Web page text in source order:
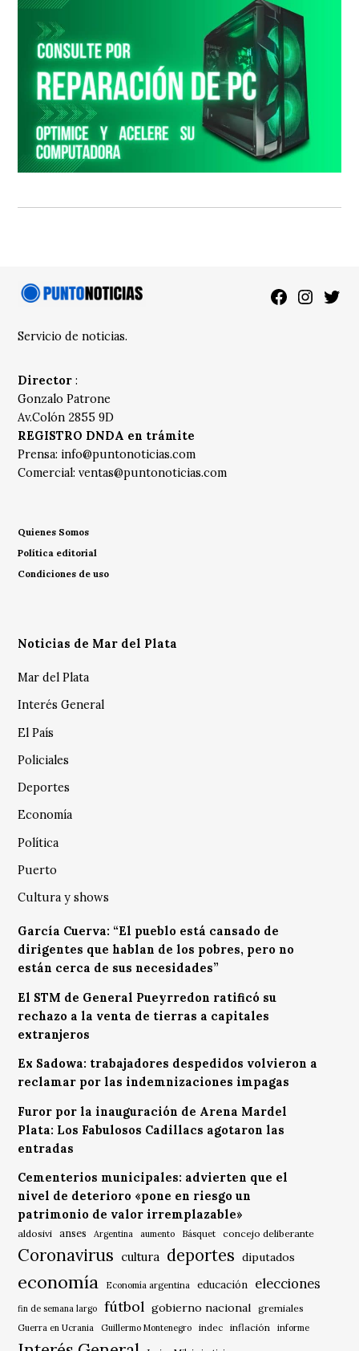
Facebook
Servicio de noticias.
Director :
Gonzalo Patrone
Av.Colón 2855 9D
REGISTRO DNDA en trámite
Prensa: info@puntonoticias.com
Comercial:ventas@puntonoticias.com
Quienes Somos
Política editorial
Condiciones de uso
Noticias de Mar del Plata
Mar del Plata
Interés General
El País
Policiales
Deportes
Economía
Política
Puerto
Cultura y shows
García Cuerva: “El pueblo está cansado de
dirigentes que hablan de los pobres, pero no
están cerca de sus necesidades”
El STM de General Pueyrredon ratificó su
rechazo a la venta de tierras a capitales
extranjeros
Ex Sadowa: trabajadores despedidos volvieron a
reclamar por las indemnizaciones impagas
Furor por la inauguración de Arena Mardel
Plata: Los Fabulosos Cadillacs agotaron las
entradas
Cementerios municipales: advierten que el
nivel de deterioro «pone en riesgo un
patrimonio de valor irremplazable»
aldosivi anses Argentina aumento Básquet concejo deliberante
Coronavirus cultura deportes diputados
economía Economía argentina educación elecciones
fin de semana largo fútbol gobierno nacional gremiales
Guerra en Ucrania Guillermo Montenegro indec inflación informe